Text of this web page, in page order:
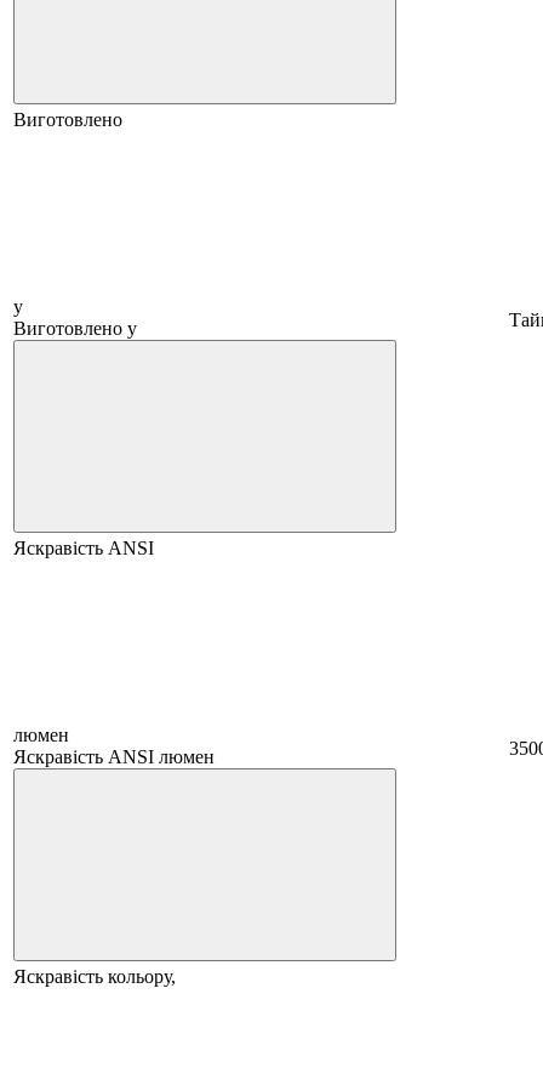
Виготовлено
у
Виготовлено у
Яскравість ANSI
люмен
Яскравість ANSI люмен
Яскравість кольору,